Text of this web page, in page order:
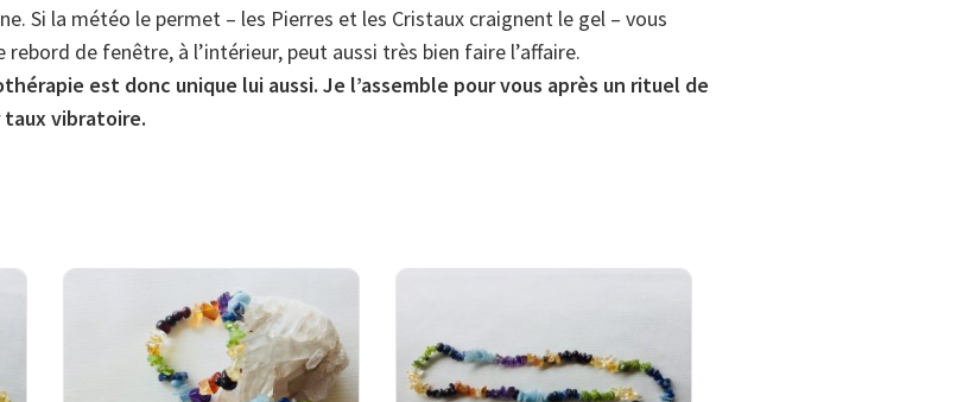
Si la météo le permet – les Pierres et les Cristaux craignent le gel – vous
de fenêtre, à l’intérieur, peut aussi très bien faire l’affaire.
est donc unique lui aussi. Je l’assemble pour vous après un rituel de
vibratoire.